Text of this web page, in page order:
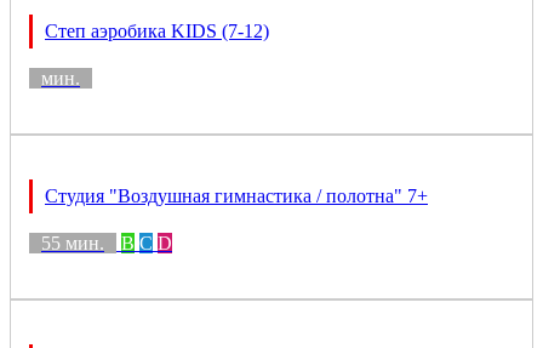
Степ аэробика KIDS (7-12)
мин.
Студия "Воздушная гимнастика / полотна" 7+
55 мин. B C D